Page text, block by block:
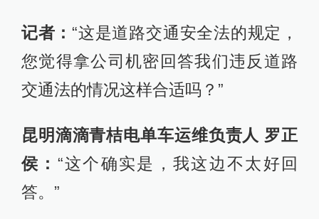
记者：“这是道路交通安全法的规定，
您觉得拿公司机密回答我们违反道路
交通法的情况这样合适吗？”
昆明滴滴青桔电单车运维负责人 罗正
侯： “这个确实是，我这边不太好回
答。”